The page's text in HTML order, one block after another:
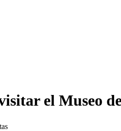
el Museo